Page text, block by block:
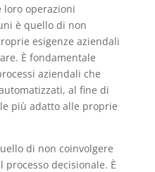
loro operazioni
è quello di non
esigenze aziendali
È fondamentale
aziendali che
al fine di
più adatto alle proprie
di non coinvolgere
decisionale. È